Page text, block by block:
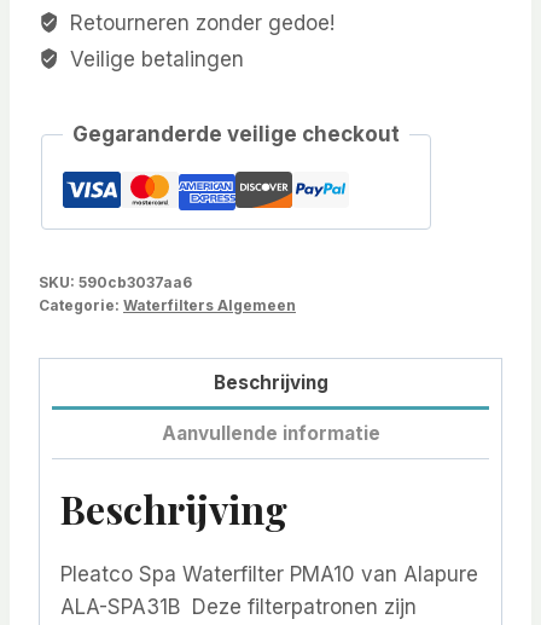
Retourneren zonder gedoe!
Veilige betalingen
Gegaranderde veilige checkout
SKU: 590cb3037aa6
Categorie: Waterfilters Algemeen
Beschrijving
Aanvullende informatie
Beschrijving
Pleatco Spa Waterfilter PMA10 van Alapure
ALA-SPA31B Deze filterpatronen zijn